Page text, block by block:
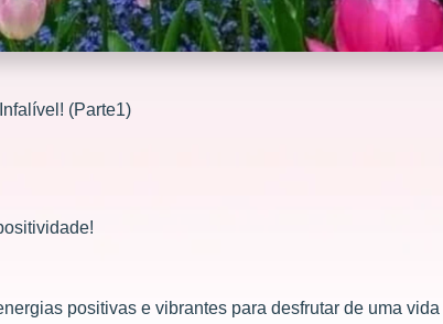
(Parte1)
positivas e vibrantes para desfrutar de uma vida